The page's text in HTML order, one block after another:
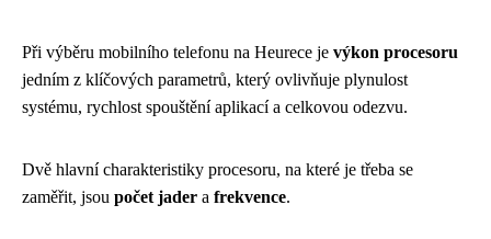
Při výběru mobilního telefonu na Heurece je výkon procesoru
jedním z klíčových parametrů, který ovlivňuje plynulost
systému, rychlost spouštění aplikací a celkovou odezvu.
Dvě hlavní charakteristiky procesoru, na které je třeba se
zaměřit, jsou počet jader a frekvence.